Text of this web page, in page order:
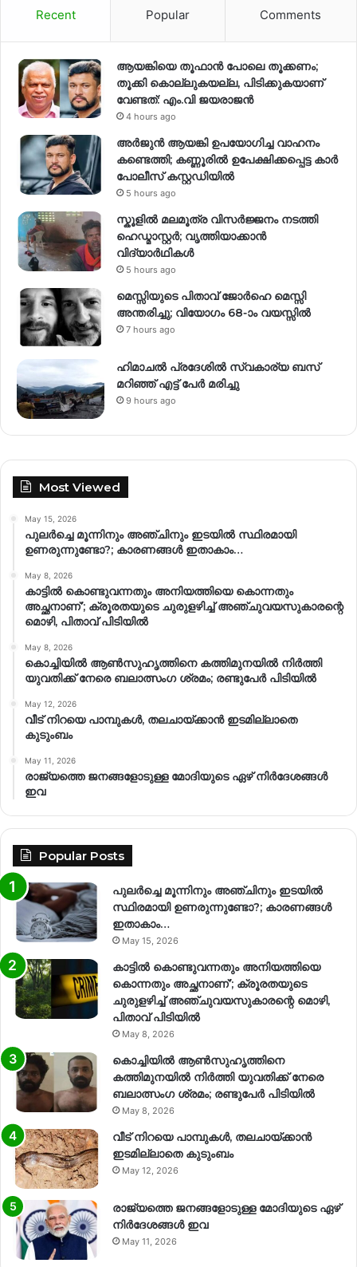
Recent Popular Comments
ആയങ്കിയെ തൂഫാൻ പോലെ തൂക്കണം;
തൂക്കി കൊല്ലുകയല്ല, പിടിക്കുകയാണ്
വേണ്ടത്: എം.വി ജയരാജൻ
4 hours ago
അർജുൻ ആയങ്കി ഉപയോഗിച്ച വാഹനം
കണ്ടെത്തി; കണ്ണൂരിൽ ഉപേക്ഷിക്കപ്പെട്ട കാർ
പോലീസ് കസ്റ്റഡിയിൽ
5 hours ago
സ്കൂളിൽ മലമൂത്ര വിസർജ്ജനം നടത്തി
ഹെഡ്മാസ്റ്റർ; വൃത്തിയാക്കാൻ
വിദ്യാർഥികൾ
5 hours ago
മെസ്സിയുടെ പിതാവ് ജോർഹെ മെസ്സി
അന്തരിച്ചു; വിയോഗം 68-ാം വയസ്സിൽ
7 hours ago
ഹിമാചല്‍ പ്രദേശില്‍ സ്വകാര്യ ബസ്
മറിഞ്ഞ് എട്ട് പേര്‍ മരിച്ചു
9 hours ago
Most Viewed
May 15, 2026
പുലർച്ചെ മൂന്നിനും അഞ്ചിനും ഇടയിൽ സ്ഥിരമായി
ഉണരുന്നുണ്ടോ?; കാരണങ്ങള്‍ ഇതാകാം…
May 8, 2026
കാട്ടിൽ കൊണ്ടുവന്നതും അനിയത്തിയെ കൊന്നതും
അച്ഛനാണ്’; ക്രൂരതയുടെ ചുരുളഴിച്ച് അഞ്ചുവയസുകാരന്റെ
മൊഴി, പിതാവ് പിടിയിൽ
May 8, 2026
കൊച്ചിയിൽ ആൺസുഹൃത്തിനെ കത്തിമുനയിൽ നിർത്തി
യുവതിക്ക് നേരെ ബലാത്സംഗ​ ശ്രമം; രണ്ടുപേർ പിടിയിൽ
May 12, 2026
വീട് നിറയെ പാമ്പുകൾ, തലചായ്ക്കാൻ ഇടമില്ലാതെ
കുടുംബം
May 11, 2026
രാജ്യത്തെ ജനങ്ങളോടുള്ള മോദിയുടെ ഏഴ് നിര്‍ദേശങ്ങള്‍
ഇവ
Popular Posts
പുലർച്ചെ മൂന്നിനും അഞ്ചിനും ഇടയിൽ
സ്ഥിരമായി ഉണരുന്നുണ്ടോ?; കാരണങ്ങള്‍
ഇതാകാം…
May 15, 2026
കാട്ടിൽ കൊണ്ടുവന്നതും അനിയത്തിയെ
കൊന്നതും അച്ഛനാണ്’; ക്രൂരതയുടെ
ചുരുളഴിച്ച് അഞ്ചുവയസുകാരന്റെ മൊഴി,
പിതാവ് പിടിയിൽ
May 8, 2026
കൊച്ചിയിൽ ആൺസുഹൃത്തിനെ
കത്തിമുനയിൽ നിർത്തി യുവതിക്ക് നേരെ
ബലാത്സംഗ​ ശ്രമം; രണ്ടുപേർ പിടിയിൽ
May 8, 2026
വീട് നിറയെ പാമ്പുകൾ, തലചായ്ക്കാൻ
ഇടമില്ലാതെ കുടുംബം
May 12, 2026
രാജ്യത്തെ ജനങ്ങളോടുള്ള മോദിയുടെ ഏഴ്
നിര്‍ദേശങ്ങള്‍ ഇവ
May 11, 2026